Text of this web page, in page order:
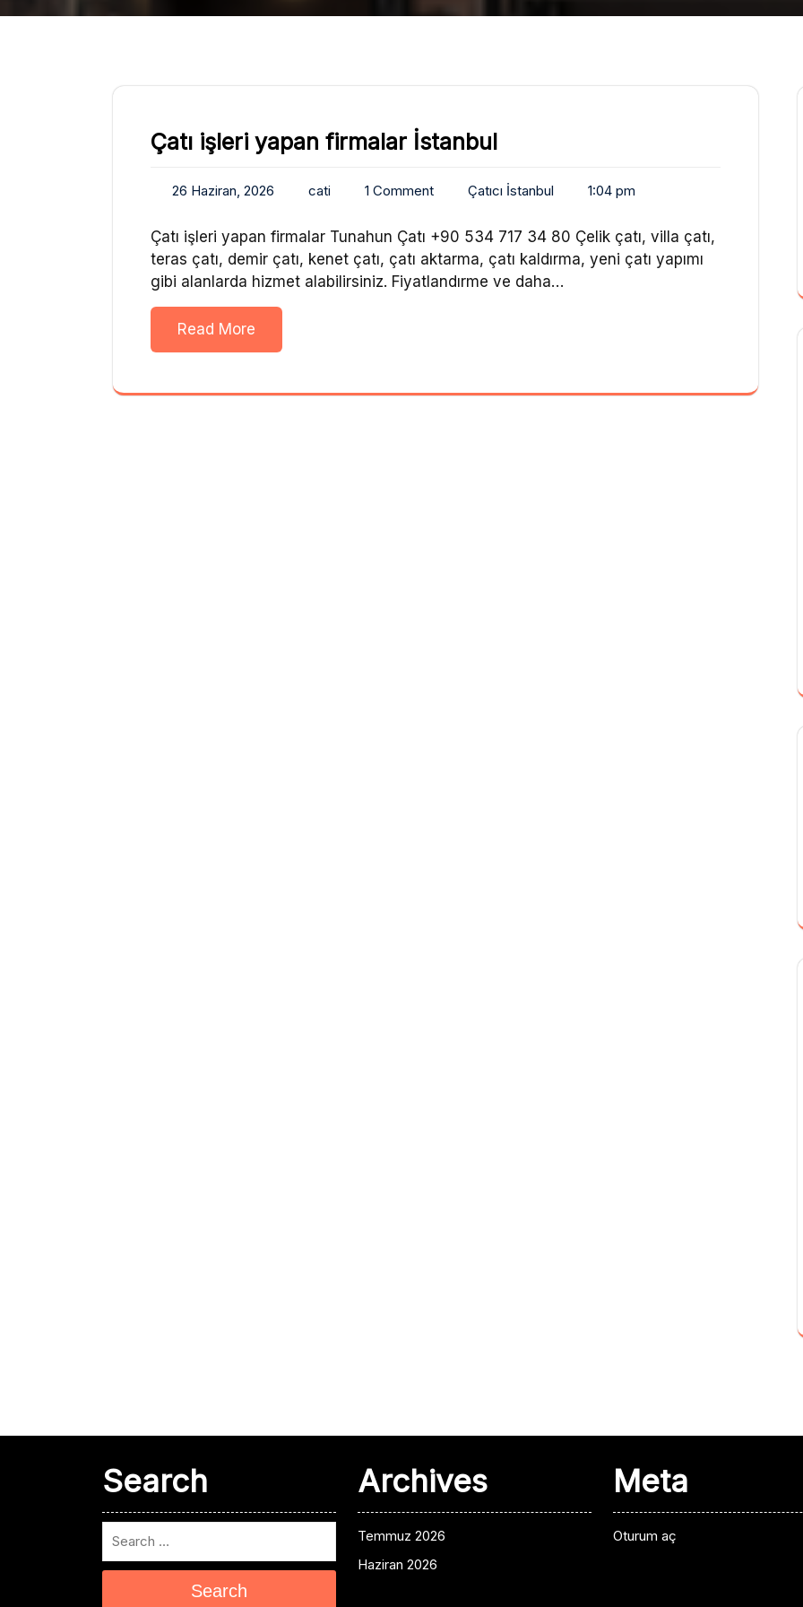
Çatı işleri yapan firmalar İstanbul
26 Haziran, 2026 cati 1 Comment Çatıcı İstanbul 1:04 pm
Çatı işleri yapan firmalar Tunahun Çatı +90 534 717 34 80 Çelik çatı, villa çatı,
teras çatı, demir çatı, kenet çatı, çatı aktarma, çatı kaldırma, yeni çatı yapımı
gibi alanlarda hizmet alabilirsiniz. Fiyatlandırme ve daha…
Read More
Search
Search
Archives
Temmuz 2026
Haziran 2026
Meta
Oturum aç